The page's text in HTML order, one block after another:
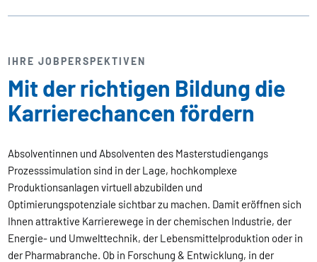
IHRE JOBPERSPEKTIVEN
Mit der richtigen Bildung die
Karrierechancen fördern
Absolventinnen und Absolventen des Masterstudiengangs
Prozesssimulation sind in der Lage, hochkomplexe
Produktionsanlagen virtuell abzubilden und
Optimierungspotenziale sichtbar zu machen. Damit eröffnen sich
Ihnen attraktive Karrierewege in der chemischen Industrie, der
Energie- und Umwelttechnik, der Lebensmittelproduktion oder in
der Pharmabranche. Ob in Forschung & Entwicklung, in der